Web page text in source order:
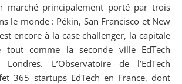
marché principalement porté par trois
le monde : Pékin, San Francisco et New
encore à la case challenger, la capitale
tout comme la seconde ville EdTech
Londres. L’Observatoire de l’EdTech
365 startups EdTech en France, dont